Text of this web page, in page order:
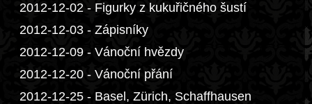
2012-12-02 - Figurky z kukuřičného šustí
2012-12-03 - Zápisníky
2012-12-09 - Vánoční hvězdy
2012-12-20 - Vánoční přání
2012-12-25 - Basel, Zürich, Schaffhausen